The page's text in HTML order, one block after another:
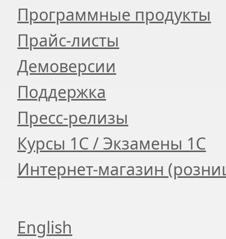
Программные продукты
Прайс-листы
Демоверсии
Поддержка
Пресс-релизы
Курсы 1С / Экзамены 1С
Интернет-магазин
English